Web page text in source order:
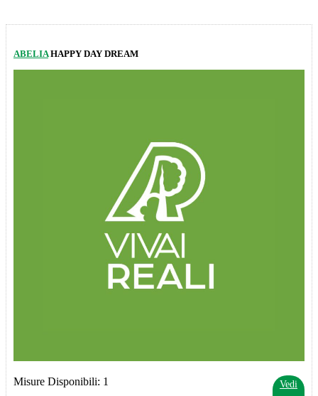
ABELIAHAPPY DAY DREAM
Vedi
Misure Disponibili: 1